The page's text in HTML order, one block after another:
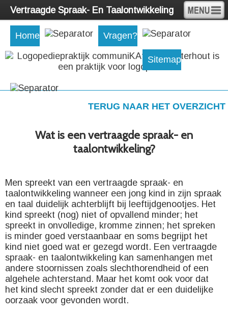
Vertraagde Spraak- En Taalontwikkeling
Home Vragen?
Sitemap
TERUG NAAR HET OVERZICHT
Wat is een vertraagde spraak- en
taalontwikkeling?
Men spreekt van een vertraagde spraak- en
taalontwikkeling wanneer een jong kind in zijn spraak
en taal duidelijk achterblijft bij leeftijdgenootjes. Het
kind spreekt (nog) niet of opvallend minder; het
spreekt in onvolledige, kromme zinnen; het spreken
is minder goed verstaanbaar en soms begrijpt het
kind niet goed wat er gezegd wordt. Een vertraagde
spraak- en taalontwikkeling kan samenhangen met
andere stoornissen zoals slechthorendheid of een
algehele achterstand. Maar het komt ook voor dat
het kind slecht spreekt zonder dat er een duidelijke
oorzaak voor gevonden wordt.